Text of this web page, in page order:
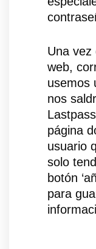
Una vez
web,
usemos
nos
página
usuario
solo
botón
para